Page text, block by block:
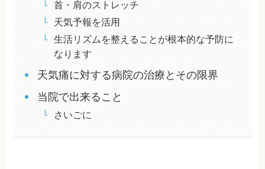
首・肩のストレッチ
天気予報を活用
生活リズムを整えることが根本的な予防に
なります
天気痛に対する病院の治療とその限界
当院で出来ること
さいごに